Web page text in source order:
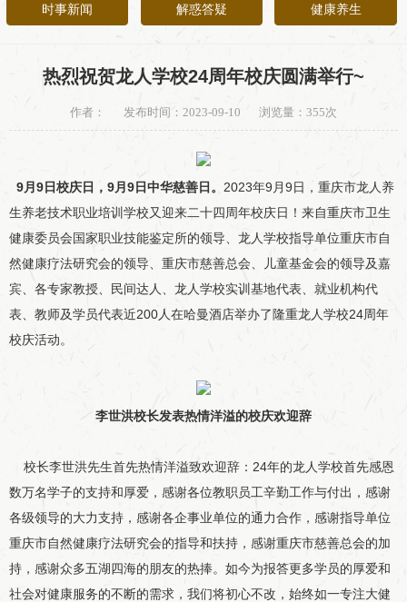
时事新闻 解惑答疑 健康养生
热烈祝贺龙人学校24周年校庆圆满举行~
作者： 发布时间：2023-09-10 浏览量： 355次
9月9日校庆日， 9月9日中华慈善日。 2023年9月9日，重庆市龙人养
生养老技术职业培训学校又迎来二十四周年校庆日！来自重庆市卫生
健康委员会国家职业技能鉴定所的领导、龙人学校指导单位重庆市自
然健康疗法研究会的领导、重庆市慈善总会、儿童基金会的领导及嘉
宾、各专家教授、民间达人、龙人学校实训基地代表、就业机构代
表、教师及学员代表近200人在哈曼酒店举办了隆重龙人学校24周年
校庆活动。
李世洪校长发表热情洋溢的校庆欢迎辞
校长李世洪先生首先热情洋溢致欢迎辞：24年的龙人学校首先感恩
数万名学子的支持和厚爱，感谢各位教职员工辛勤工作与付出，感谢
各级领导的大力支持，感谢各企事业单位的通力合作，感谢指导单位
重庆市自然健康疗法研究会的指导和扶持，感谢重庆市慈善总会的加
持，感谢众多五湖四海的朋友的热捧。如今为报答更多学员的厚爱和
社会对健康服务的不断的需求，我们将初心不改，始终如一专注大健